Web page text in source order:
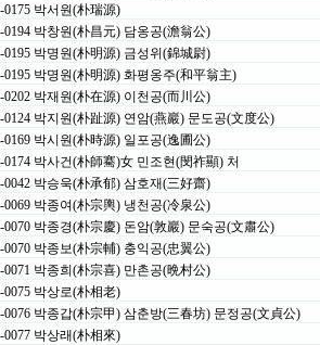
0175 박서원(朴瑞源)
0194 박창원(朴昌元) 담옹공(澹翁公)
0195 박명원(朴明源) 금성위(錦城尉)
0195 박명원(朴明源) 화평옹주(和平翁主)
0202 박재원(朴在源) 이천공(而川公)
0124 박지원(朴趾源) 연암(燕巖) 문도공(文度公)
0169 박시원(朴時源) 일포공(逸圃公)
0174 박사건(朴師騫)女 민조현(閔祚顯) 처
0042 박승욱(朴承郁) 삼호재(三好齋)
0069 박종여(朴宗輿) 냉천공(冷泉公)
0070 박종경(朴宗慶) 돈암(敦巖) 문숙공(文肅公)
0070 박종보(朴宗輔) 충익공(忠翼公)
0071 박종희(朴宗喜) 만촌공(晩村公)
0075 박상로(朴相老)
0076 박종갑(朴宗甲) 삼춘방(三春坊) 문정공(文貞公)
0077 박상래(朴相來)